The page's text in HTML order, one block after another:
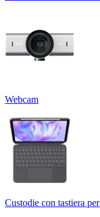
Webcam
Custodie con tastiera